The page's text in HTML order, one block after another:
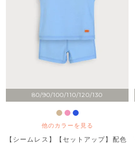
80/90/100/110/120/130
他のカラーを見る
【シームレス】【セットアップ】配色